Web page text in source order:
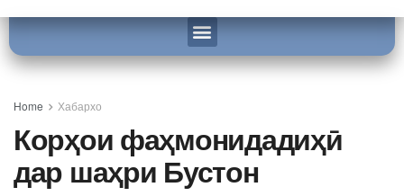
Home Хабархо
Корҳои фаҳмонидадиҳӣ
дар шаҳри Бустон